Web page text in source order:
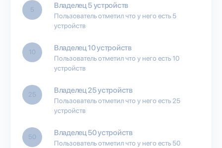
5 Владелец 5 устройств
Пользователь отметил что у него есть 5
устройств
10 Владелец 10 устройств
Пользователь отметил что у него есть 10
устройств
25 Владелец 25 устройств
Пользователь отметил что у него есть 25
устройств
50 Владелец 50 устройств
Пользователь отметил что у него есть 50